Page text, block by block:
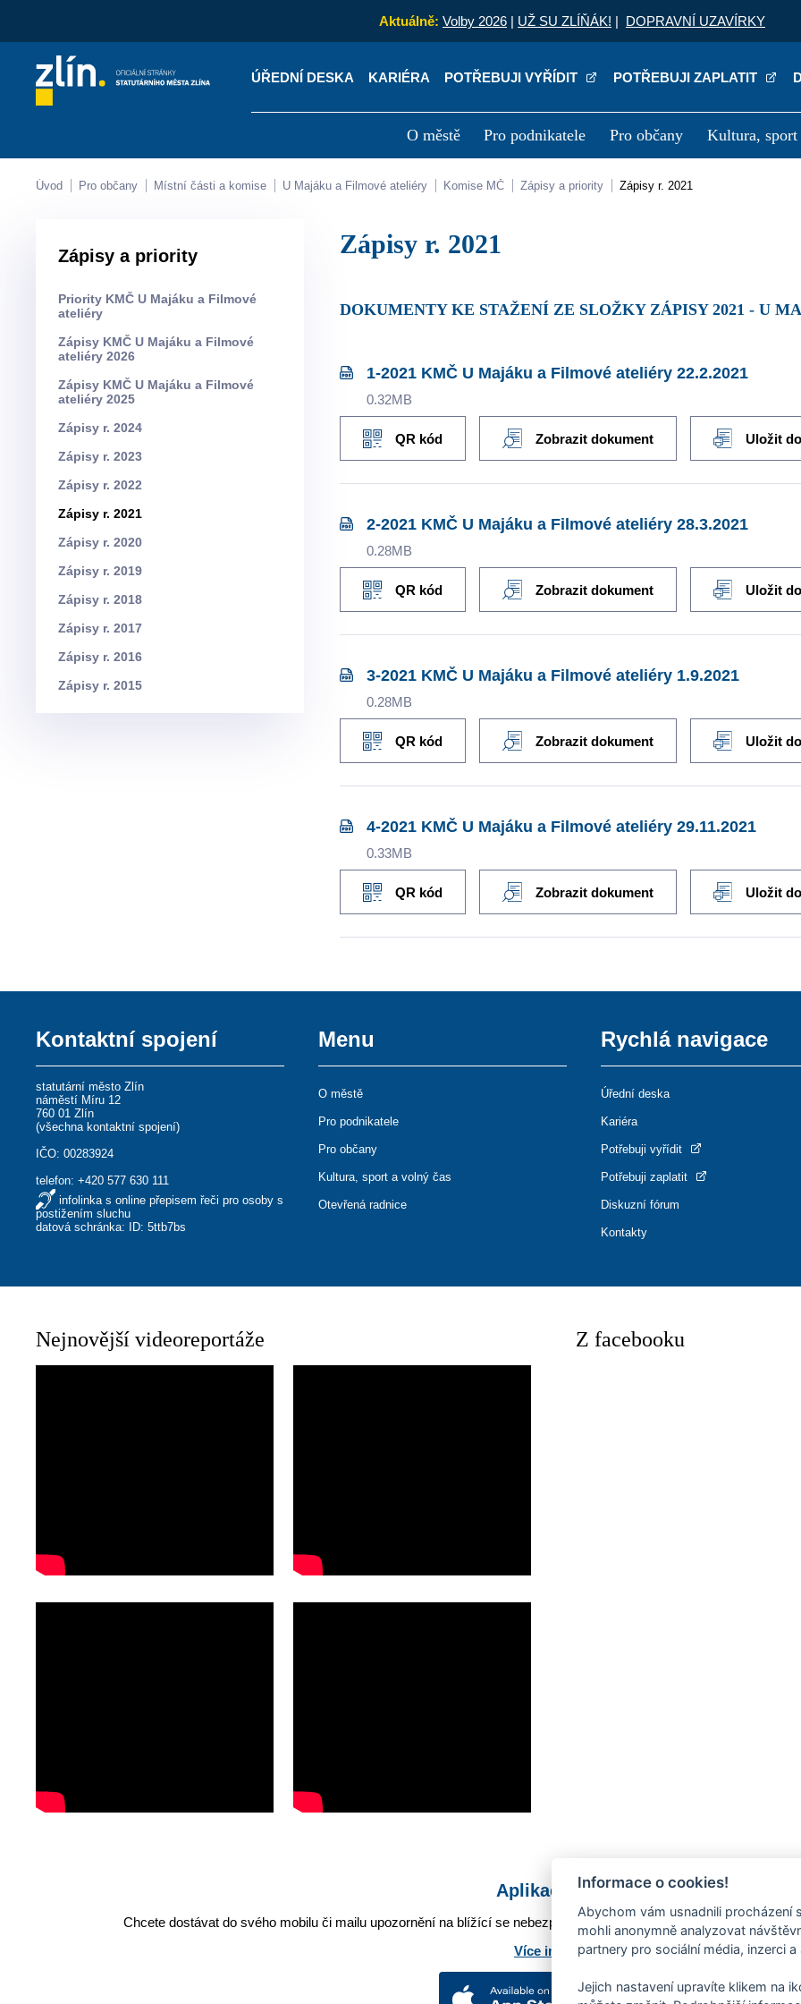
Aktuálně: Volby 2026 | UŽ SU ZLÍŇÁK! | DOPRAVNÍ UZAVÍRKY
ÚŘEDNÍ DESKA KARIÉRA POTŘEBUJI VYŘÍDIT POTŘEBUJI ZAPLATIT
O městě Pro podnikatele Pro občany Kultura, sport
Kontakty Úřední deska Kariéra
Úvod Pro občany Místní části a komise U Majáku a Filmové ateliéry Komise MČ Zápisy a priority Zápisy r. 2021
Zápisy a priority
Priority KMČ U Majáku a Filmové
ateliéry
Zápisy KMČ U Majáku a Filmové
ateliéry 2026
Zápisy KMČ U Majáku a Filmové
ateliéry 2025
Zápisy r. 2024
Zápisy r. 2023
Zápisy r. 2022
Zápisy r. 2021
Zápisy r. 2020
Zápisy r. 2019
Zápisy r. 2018
Zápisy r. 2017
Zápisy r. 2016
Zápisy r. 2015
Zápisy r. 2021
DOKUMENTY KE STAŽENÍ ZE SLOŽKY ZÁPISY 2021 - U
1-2021 KMČ U Majáku a Filmové ateliéry 22.2.2021
0.32MB
QR kód Zobrazit dokument Uložit
2-2021 KMČ U Majáku a Filmové ateliéry 28.3.2021
0.28MB
QR kód Zobrazit dokument Uložit
3-2021 KMČ U Majáku a Filmové ateliéry 1.9.2021
0.28MB
QR kód Zobrazit dokument Uložit
4-2021 KMČ U Majáku a Filmové ateliéry 29.11.2021
0.33MB
QR kód Zobrazit dokument Uložit
Kontaktní spojení
statutární město Zlín
náměstí Míru 12
760 01 Zlín
(všechna kontaktní spojení)
IČO: 00283924
telefon:+420 577 630 111
infolinka s online přepisem řeči pro osoby s
postižením sluchu
datová schránka: ID: 5ttb7bs
Menu
O městě
Pro podnikatele
Pro občany
Kultura, sport a volný čas
Otevřená radnice
Rychlá navigace
Úřední deska
Kariéra
Potřebuji vyřídit
Potřebuji zaplatit
Diskuzní fórum
Kontakty
Nejnovější videoreportáže Z facebooku
Aplikace Mobilní rozhlas
Chcete dostávat do svého mobilu či mailu upozornění na blížící se nebezpečí, odstávky, poruchy a výpadky
Více informací o aplikaci
Informace o cookies!
Abychom vám usnadnili procházení
mohli anonymně analyzovat
partnery pro sociální média, inzerci a
Jejich nastavení upravíte klikem na